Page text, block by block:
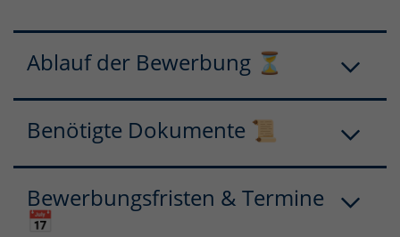
Ablauf der Bewerbung ⏳
Benötigte Dokumente 📜
Bewerbungsfristen & Termine
📅